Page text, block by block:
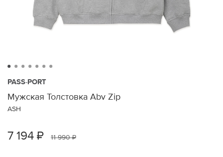
PASS-PORT
Мужская Толстовка Abv Zip
ASH
7 194 ₽ 11 990 ₽